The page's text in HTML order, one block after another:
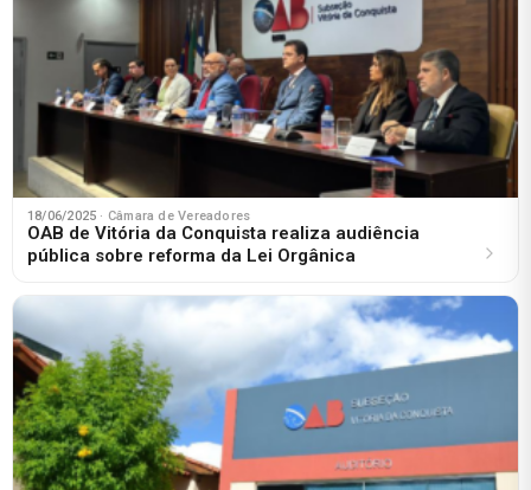
18/06/2025 · Câmara de Vereadores
OAB de Vitória da Conquista realiza audiência
pública sobre reforma da Lei Orgânica